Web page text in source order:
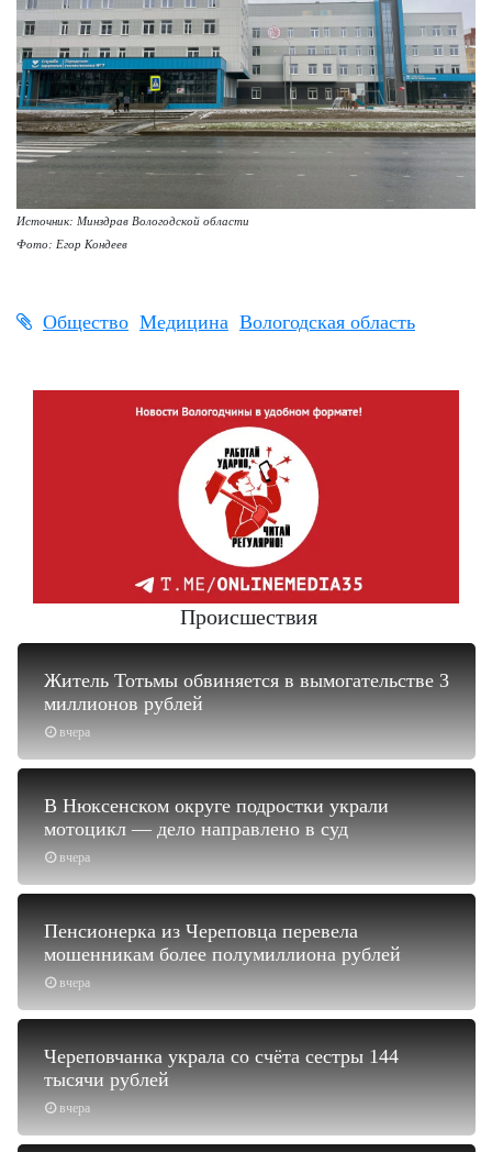
Источник: Минздрав Вологодской области
Фото: Егор Кондеев
Общество Медицина Вологодская область
Происшествия
вчера
Житель Тотьмы обвиняется в вымогательстве 3
миллионов рублей
вчера
В Нюксенском округе подростки украли
мотоцикл — дело направлено в суд
вчера
Пенсионерка из Череповца перевела
мошенникам более полумиллиона рублей
вчера
Череповчанка украла со счёта сестры 144
тысячи рублей